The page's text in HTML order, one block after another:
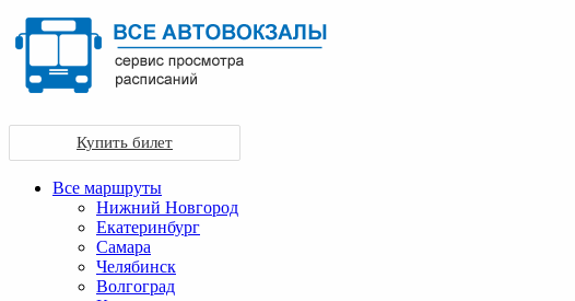
Купить билет
Все маршруты
Нижний Новгород
Екатеринбург
Самара
Челябинск
Волгоград